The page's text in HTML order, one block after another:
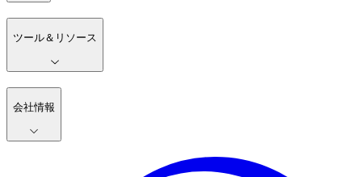
ツール＆リソース
会社情報